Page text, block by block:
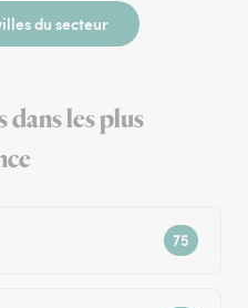
du secteur
les plus